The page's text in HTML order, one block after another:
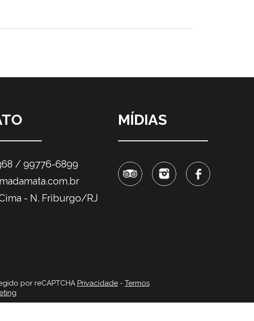
/ 99776-6899
- N. Friburgo/RJ
MÍDIAS
por reCAPTCHA Privacidade- Termos